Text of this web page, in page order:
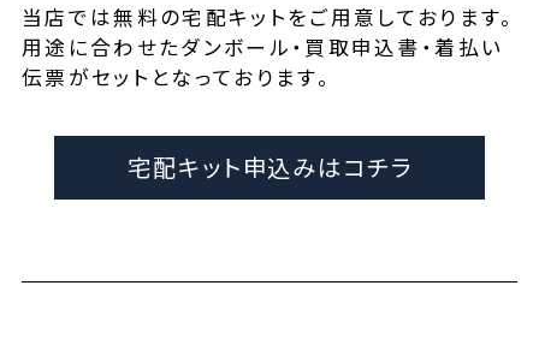
当店では無料の宅配キットをご用意しております。
用途に合わせたダンボール・買取申込書・着払い
伝票がセットとなっております。
宅配キット申込みはコチラ